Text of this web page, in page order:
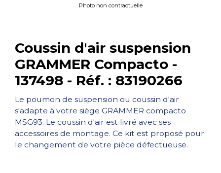
Coussin d'air suspension
GRAMMER Compacto -
137498 - Réf. : 83190266
Le poumon de suspension ou coussin d'air
s'adapte à votre siège GRAMMER compacto
MSG93. Le coussin d'air est livré avec ses
accessoires de montage. Ce kit est proposé pour
le changement de votre pièce défectueuse.
Photo non contractuelle